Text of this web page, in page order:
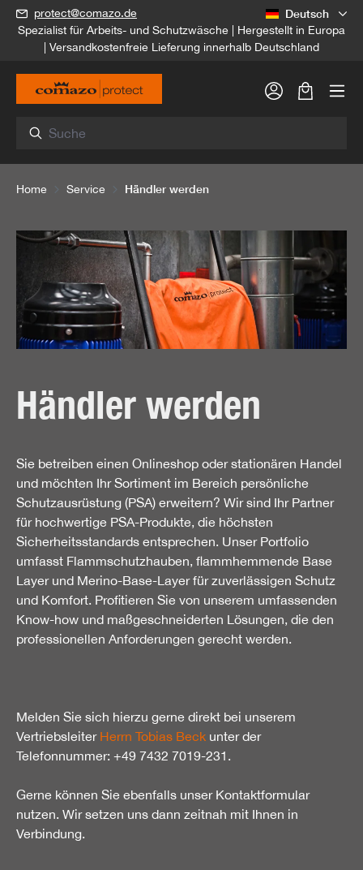
springen
protect@comazo.de
Spezialist für Arbeits- und Schutzwäsche | Hergestellt in Europa
| Versandkostenfreie Lieferung innerhalb Deutschland
Deutsch
Home Service Händler werden
Händler werden
Sie betreiben einen Onlineshop oder stationären Handel
und möchten Ihr Sortiment im Bereich persönliche
Schutzausrüstung (PSA) erweitern? Wir sind Ihr Partner
für hochwertige PSA-Produkte, die höchsten
Sicherheitsstandards entsprechen. Unser Portfolio
umfasst Flammschutzhauben, flammhemmende Base
Layer und Merino-Base-Layer für zuverlässigen Schutz
und Komfort. Profitieren Sie von unserem umfassenden
Know-how und maßgeschneiderten Lösungen, die den
professionellen Anforderungen gerecht werden.
Melden Sie sich hierzu gerne direkt bei unserem
Vertriebsleiter Herrn Tobias Beck unter der
Telefonnummer: +49 7432 7019-231.
Gerne können Sie ebenfalls unser Kontaktformular
nutzen. Wir setzen uns dann zeitnah mit Ihnen in
Verbindung.